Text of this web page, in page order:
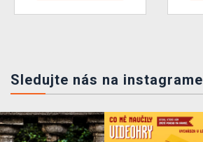
Sledujte nás na instagrame